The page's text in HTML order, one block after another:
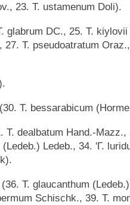
23. T. ustamenum Doli).
glabrum DC., 25. Т.
T. pseudoatratum
T. bessarabicum
T. dealbatum Hand.-
Ledeb., 34. 'Г.
T. glaucanthum
Schischk., 39. Т.